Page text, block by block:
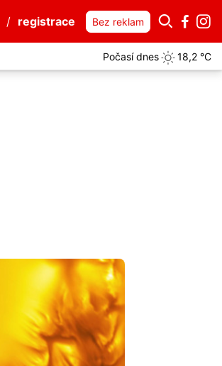
/ registrace Bez reklam
Počasí dnes 18,2 °C